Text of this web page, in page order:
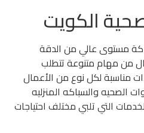
الكويت
مستوى عالي من الدقة
من مهام متنوعة تتطلب
لكل نوع من الأعمال
والسباكه المنزليه
التي تلبي مختلف احتياجات